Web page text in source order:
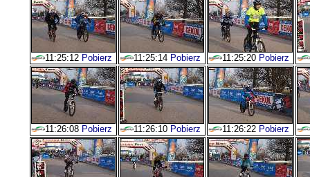
11:25:12 Pobierz 11:25:14 Pobierz 11:25:20 Pobierz
11:26:08 Pobierz 11:26:10 Pobierz 11:26:22 Pobierz